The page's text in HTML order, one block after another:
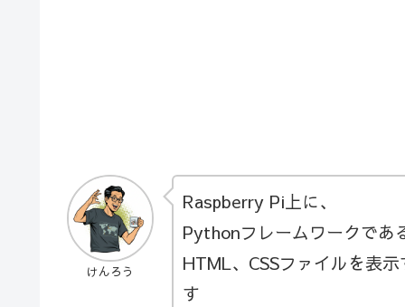
けんろう
Raspberry Pi上に、
Pythonフレームワークであ
HTML、CSSファイルを表
す